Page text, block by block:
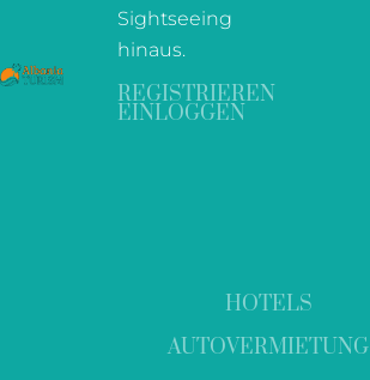
Sightseeing
hinaus.
REGISTRIEREN
EINLOGGEN
HOTELS
AUTOVERMIETUNG